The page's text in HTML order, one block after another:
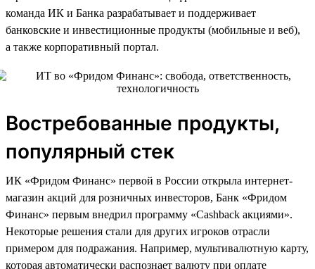
команда ИК и Банка разрабатывает и поддерживает
банковские и инвестиционные продукты (мобильные и веб),
а также корпоративный портал.
Востребованные продукты,
популярный стек
ИК «Фридом Финанс» первой в России открыла интернет-
магазин акций для розничных инвесторов, Банк «Фридом
Финанс» первым внедрил программу «Cashback акциями».
Некоторые решения стали для других игроков отрасли
примером для подражания. Например, мультивалютную карту,
которая автоматически распознает валюту при оплате